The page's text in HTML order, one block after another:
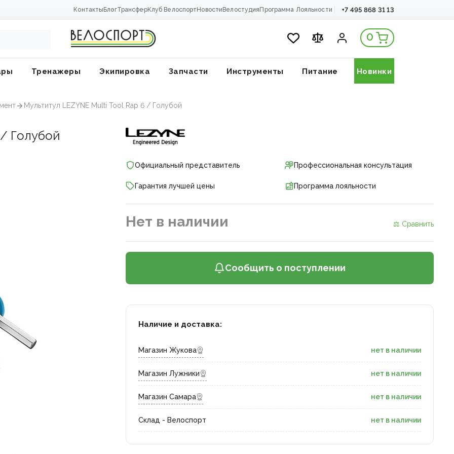
Контакты БлогТрансферКлуб Велоспорт Новости Велостудия Программа Лояльности +7 495 868 31 13
0
Тренажеры Экипировка Запчасти Инструменты Питание Новинки
Мультитул LEZYNE Multi Tool Rap 6 / Голубой
Голубой
Официальный представитель Профессиональная консультация
Гарантия лучшей цены Программа лояльности
Нет в наличии ⚖ Сравнить
Сообщить о поступлении
Наличие и доставка:
Магазин Жукова нет в наличии
Магазин Лужники нет в наличии
Магазин Самара нет в наличии
Склад - Велоспорт нет в наличии